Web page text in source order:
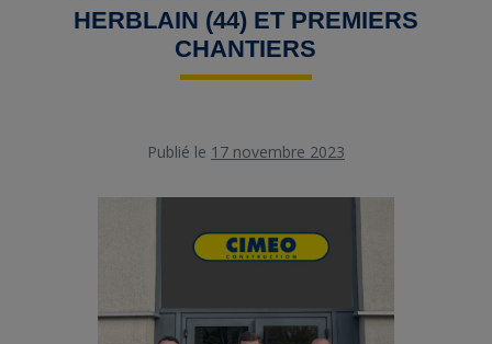
HERBLAIN (44) ET PREMIERS
CHANTIERS
Publié le 17 novembre 2023